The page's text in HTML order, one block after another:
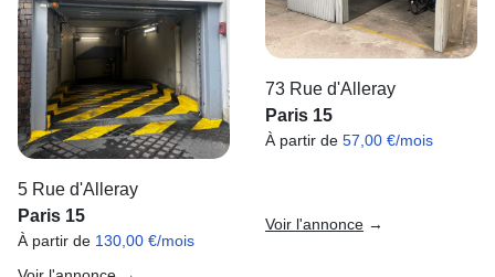
5 Rue d'Alleray
Paris 15
À partir de 130,00 €/mois
73 Rue d'Alleray
Paris 15
À partir de 57,00 €/mois
Voir l'annonce →